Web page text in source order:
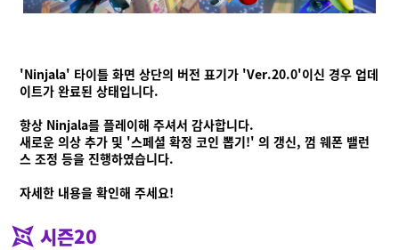
'Ninjala' 타이틀 화면 상단의 버전 표기가 'Ver.20.0'이신 경우 업데
이트가 완료된 상태입니다.
항상 Ninjala를 플레이해 주셔서 감사합니다.
새로운 의상 추가 및 '스페셜 확정 코인 뽑기!' 의 갱신, 껌 웨폰 밸런
스 조정 등을 진행하였습니다.
자세한 내용을 확인해 주세요!
시즌20